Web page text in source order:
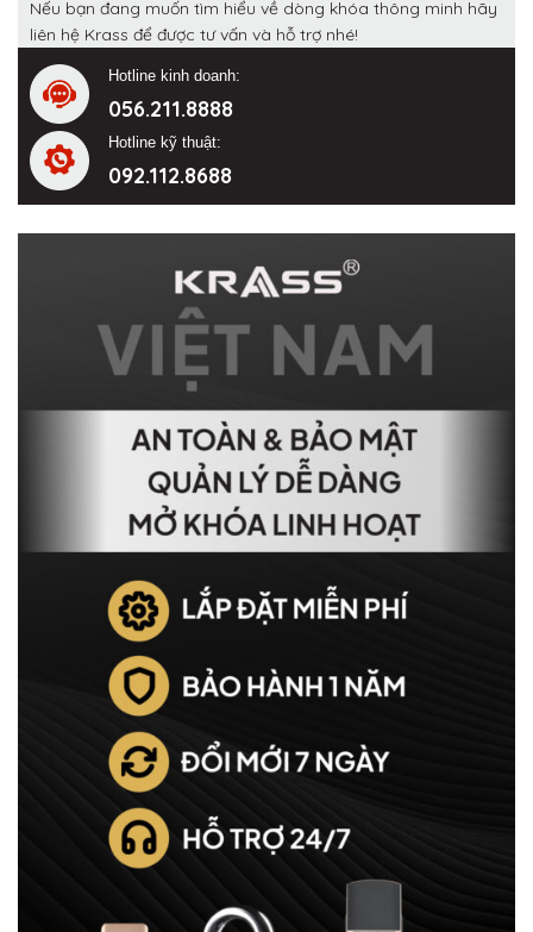
Nếu bạn đang muốn tìm hiểu về dòng khóa thông minh hãy
liên hệ Krass để được tư vấn và hỗ trợ nhé!
Hotline kinh doanh:
056.211.8888
Hotline kỹ thuật:
092.112.8688